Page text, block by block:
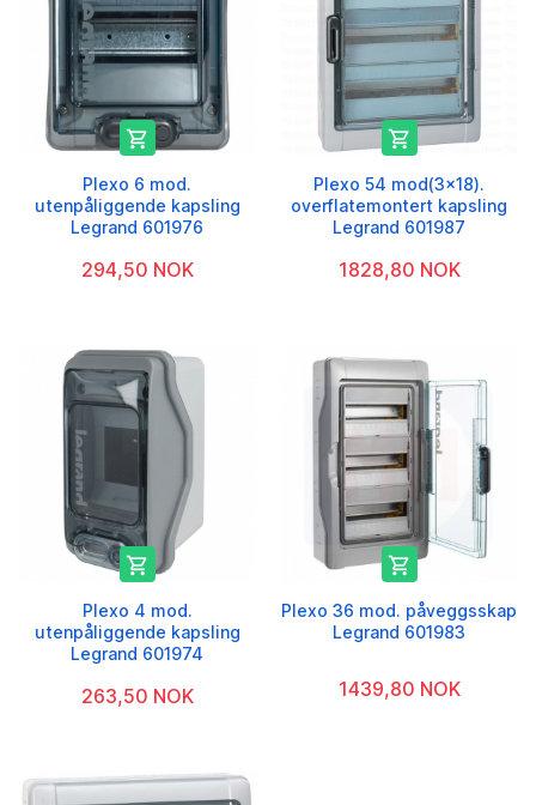

Plexo 6 mod.
utenpåliggende kapsling
Legrand 601976
294,50 NOK

Plexo 54 mod(3x18).
overflatemontert kapsling
Legrand 601987
1828,80 NOK

Plexo 4 mod.
utenpåliggende kapsling
Legrand 601974
263,50 NOK

Plexo 36 mod. påveggsskap
Legrand 601983
1439,80 NOK